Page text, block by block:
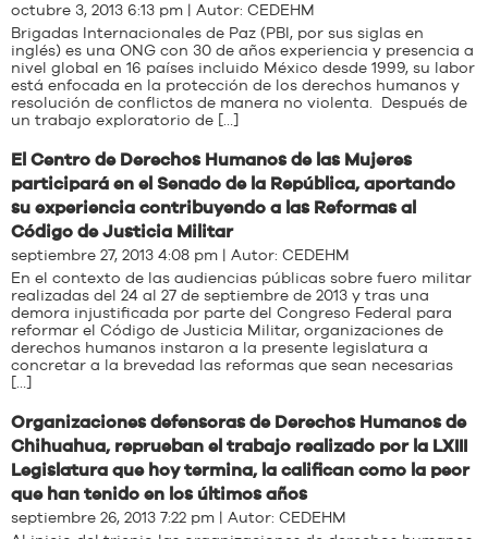
octubre 3, 2013 6:13 pm | Autor: CEDEHM
Brigadas Internacionales de Paz (PBI, por sus siglas en
inglés) es una ONG con 30 de años experiencia y presencia a
nivel global en 16 países incluido México desde 1999, su labor
está enfocada en la protección de los derechos humanos y
resolución de conflictos de manera no violenta. Después de
un trabajo exploratorio de […]
El Centro de Derechos Humanos de las Mujeres
participará en el Senado de la República, aportando
su experiencia contribuyendo a las Reformas al
Código de Justicia Militar
septiembre 27, 2013 4:08 pm | Autor: CEDEHM
En el contexto de las audiencias públicas sobre fuero militar
realizadas del 24 al 27 de septiembre de 2013 y tras una
demora injustificada por parte del Congreso Federal para
reformar el Código de Justicia Militar, organizaciones de
derechos humanos instaron a la presente legislatura a
concretar a la brevedad las reformas que sean necesarias
[…]
Organizaciones defensoras de Derechos Humanos de
Chihuahua, reprueban el trabajo realizado por la LXIII
Legislatura que hoy termina, la califican como la peor
que han tenido en los últimos años
septiembre 26, 2013 7:22 pm | Autor: CEDEHM